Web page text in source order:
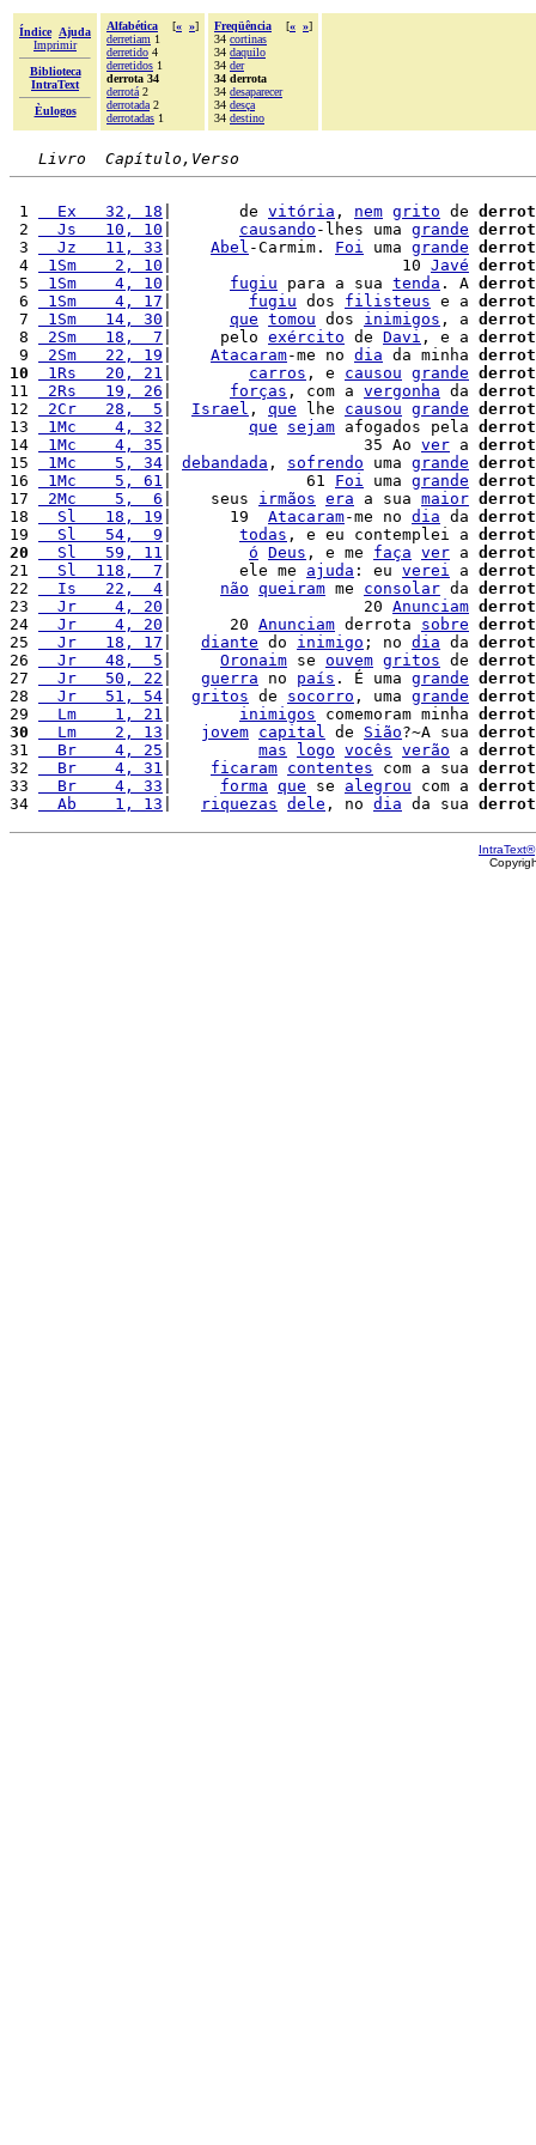
Índice
Ajuda
Imprimir
Biblioteca
IntraText
Èulogos
Alfabética [« »]
derretiam 1
derretido 4
derretidos 1
derrota 34
derrotá 2
derrotada 2
derrotadas 1
Freqüência [« »]
34 cortinas
34 daquilo
34 der
34 derrota
34 desaparecer
34 desça
34 destino
Livro  Capítulo,Verso
1
  Ex   32, 18
|       de vitória , nem grito de
2
  Js   10, 10
causando -lhes uma grande
3
  Jz   11, 33
Abel -Carmim. Foi uma grande
4
1Sm    2, 10 |                        10 Javé
5
1Sm    4, 10 fugiu para a sua tenda . A
6
1Sm    4, 17 fugiu dos filisteus e a
7
1Sm   14, 30 que tomou dos inimigos , a
8
2Sm   18,  7 |     pelo exército de Davi , e a
9
2Sm   22, 19 Atacaram-me no dia da minha
10
1Rs   20, 21 carros , e causou grande
11
2Rs   19, 26 forças , com a vergonha da
12
2Cr   28,  5 Israel , que lhe causou grande
13
1Mc    4, 32 que sejam afogados pela
14
1Mc    4, 35 |                    35 Ao ver a
15
1Mc    5, 34 debandada , sofrendo uma grande
16
1Mc    5, 61 |              61 Foi uma grande
17
2Mc    5,  6 |    seus irmãos era a sua maior
18
  Sl   18, 19
|      19 Atacaram-me no dia da
19
  Sl   54,  9
todas , e eu contemplei a
20
  Sl   59, 11
ó Deus , e me faça ver a
21
  Sl  118,  7
|       ele me ajuda : eu verei a
22
  Is   22,  4
não queiram me consolar da
23
  Jr    4, 20
|                    20 Anunciam
24
  Jr    4, 20
|      20 Anunciam derrota sobre
25
  Jr   18, 17
diante do inimigo ; no dia da
26
  Jr   48,  5
Oronaim se ouvem gritos de
27
  Jr   50, 22
guerra no país . É uma grande
28
  Jr   51, 54
gritos de socorro , uma grande
29
  Lm    1, 21
inimigos comemoram minha
30
  Lm    2, 13
jovem capital de Sião?~A sua
31
  Br    4, 25
mas logo vocês verão a
32
  Br    4, 31
ficaram contentes com a sua
33
  Br    4, 33
forma que se alegrou com a
34
  Ab    1, 13
riquezas dele , no dia da sua
IntraText®